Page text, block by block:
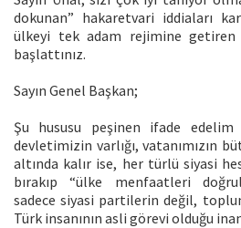
dokunan” hakaretvari iddiaları
ülkeyi tek adam rejimine
başlattınız.
Sayın Genel Başkan;
Şu hususu peşinen ifade
devletimizin varlığı, vatanımızın
altında kalır ise, her türlü siyasi
bırakıp “ülke menfaatleri
sadece siyasi partilerin değil,
Türk insanının asli görevi olduğu